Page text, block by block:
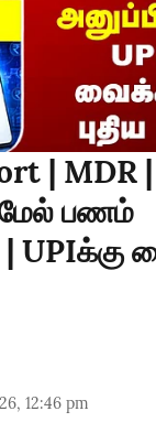
| MDR
மேல் பணம்
| UPIக்கு
12:46 pm